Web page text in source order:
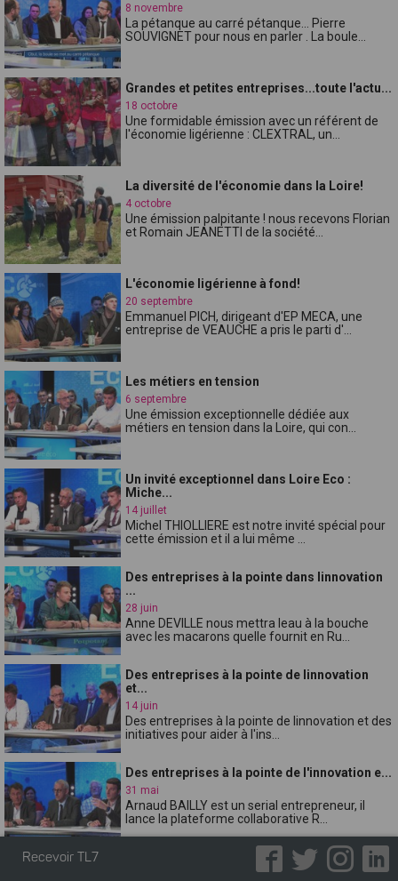
8 novembre
La pétanque au carré pétanque... Pierre
SOUVIGNET pour nous en parler . La boule...
Grandes et petites entreprises...toute l'actu...
18 octobre
Une formidable émission avec un référent de
l'économie ligérienne : CLEXTRAL, un...
La diversité de l'économie dans la Loire!
4 octobre
Une émission palpitante ! nous recevons Florian
et Romain JEANETTI de la société...
L'économie ligérienne à fond!
20 septembre
Emmanuel PICH, dirigeant d'EP MECA, une
entreprise de VEAUCHE a pris le parti d'...
Les métiers en tension
6 septembre
Une émission exceptionnelle dédiée aux
métiers en tension dans la Loire, qui con...
Un invité exceptionnel dans Loire Eco :
Miche...
14 juillet
Michel THIOLLIERE est notre invité spécial pour
cette émission et il a lui même ...
Des entreprises à la pointe dans linnovation
...
28 juin
Anne DEVILLE nous mettra leau à la bouche
avec les macarons quelle fournit en Ru...
Des entreprises à la pointe de linnovation
et...
14 juin
Des entreprises à la pointe de linnovation et des
initiatives pour aider à l'ins...
Des entreprises à la pointe de l'innovation e...
31 mai
Arnaud BAILLY est un serial entrepreneur, il
lance la plateforme collaborative R...
De la réussite à la gestion de l'échec, les e...
Recevoir TL7